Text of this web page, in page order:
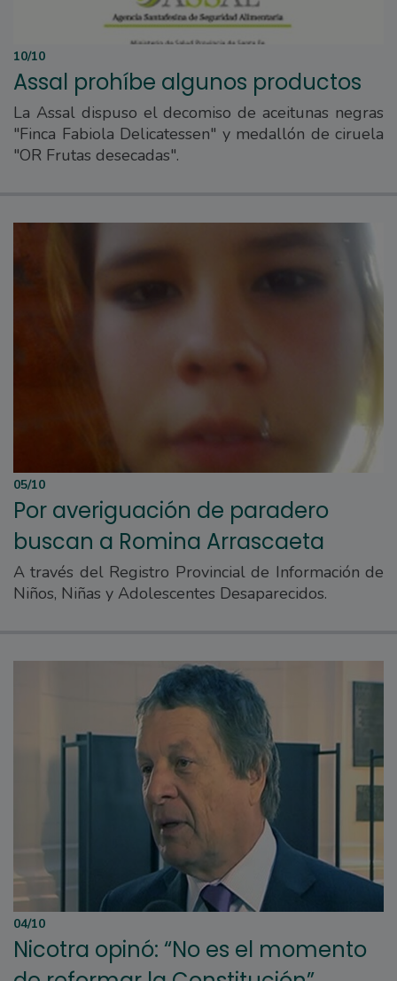
10/10
Assal prohíbe algunos productos
La Assal dispuso el decomiso de aceitunas negras
"Finca Fabiola Delicatessen" y medallón de ciruela
"OR Frutas desecadas".
05/10
Por averiguación de paradero
buscan a Romina Arrascaeta
A través del Registro Provincial de Información de
Niños, Niñas y Adolescentes Desaparecidos.
04/10
Nicotra opinó: “No es el momento